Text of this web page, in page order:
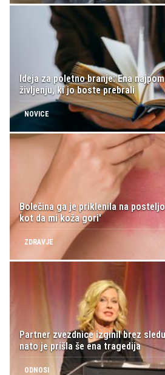
Ideja za poletno branje: Ena
življenju, ki jo boste prebrali
NOVICE
Bolečina ga je priklenila na
kot da mi koža gori'
ZDRAVJE
Partner zvezdnice izginil brez
nato je prišla še ena tragedija
ODNOSI